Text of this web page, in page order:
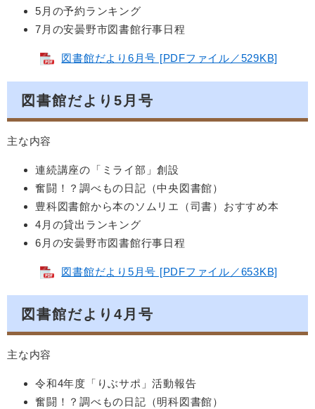
5月の予約ランキング
7月の安曇野市図書館行事日程
図書館だより6月号 [PDFファイル／529KB]
図書館だより5月号
主な内容
連続講座の「ミライ部」創設
奮闘！？調べもの日記（中央図書館）
豊科図書館から本のソムリエ（司書）おすすめ本
4月の貸出ランキング
6月の安曇野市図書館行事日程
図書館だより5月号 [PDFファイル／653KB]
図書館だより4月号
主な内容
令和4年度「りぶサポ」活動報告
奮闘！？調べもの日記（明科図書館）